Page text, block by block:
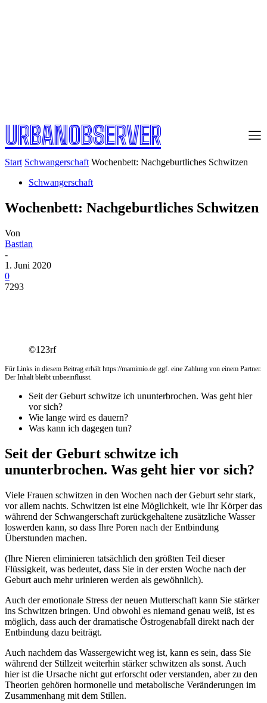
URBANOBSERVER
Start Schwangerschaft Wochenbett: Nachgeburtliches Schwitzen
Schwangerschaft
Wochenbett: Nachgeburtliches Schwitzen
Von
Bastian
-
1. Juni 2020
0
7293
©123rf
Für Links in diesem Beitrag erhält https://mamimio.de ggf. eine Zahlung von einem Partner.
Der Inhalt bleibt unbeeinflusst.
Seit der Geburt schwitze ich ununterbrochen. Was geht hier
vor sich?
Wie lange wird es dauern?
Was kann ich dagegen tun?
Seit der Geburt schwitze ich
ununterbrochen. Was geht hier vor sich?
Viele Frauen schwitzen in den Wochen nach der Geburt sehr stark,
vor allem nachts. Schwitzen ist eine Möglichkeit, wie Ihr Körper das
während der Schwangerschaft zurückgehaltene zusätzliche Wasser
loswerden kann, so dass Ihre Poren nach der Entbindung
Überstunden machen.
(Ihre Nieren eliminieren tatsächlich den größten Teil dieser
Flüssigkeit, was bedeutet, dass Sie in der ersten Woche nach der
Geburt auch mehr urinieren werden als gewöhnlich).
Auch der emotionale Stress der neuen Mutterschaft kann Sie stärker
ins Schwitzen bringen. Und obwohl es niemand genau weiß, ist es
möglich, dass auch der dramatische Östrogenabfall direkt nach der
Entbindung dazu beiträgt.
Auch nachdem das Wassergewicht weg ist, kann es sein, dass Sie
während der Stillzeit weiterhin stärker schwitzen als sonst. Auch
hier ist die Ursache nicht gut erforscht oder verstanden, aber zu den
Theorien gehören hormonelle und metabolische Veränderungen im
Zusammenhang mit dem Stillen.